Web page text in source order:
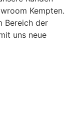
Kempten.
Bereich der
uns neue